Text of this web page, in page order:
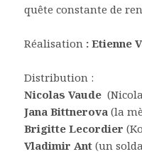
quête constante de
Réalisation : Etienne
Distribution :
Nicolas Vaude
Jana Bittnerova (la
Brigitte Lecordier
Vladimir Ant (un